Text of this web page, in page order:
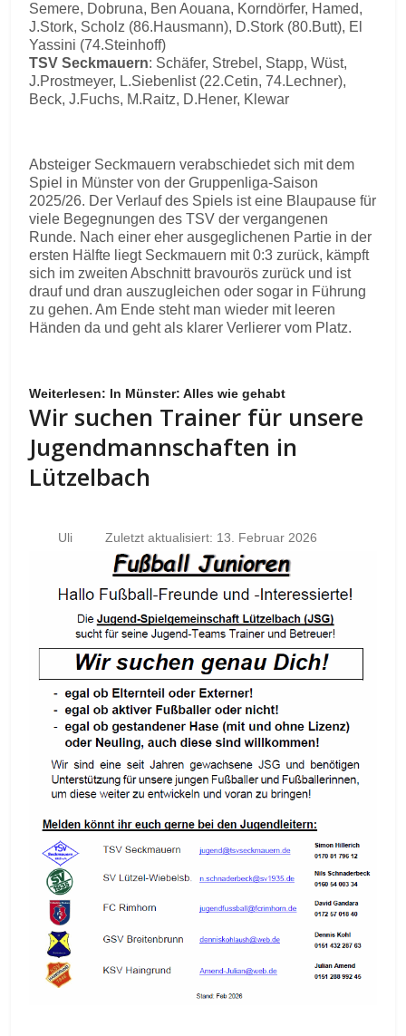
Semere, Dobruna, Ben Aouana, Korndörfer, Hamed,
J.Stork, Scholz (86.Hausmann), D.Stork (80.Butt), El
Yassini (74.Steinhoff)
TSV Seckmauern: Schäfer, Strebel, Stapp, Wüst,
J.Prostmeyer, L.Siebenlist (22.Cetin, 74.Lechner),
Beck, J.Fuchs, M.Raitz, D.Hener, Klewar
Absteiger Seckmauern verabschiedet sich mit dem
Spiel in Münster von der Gruppenliga-Saison
2025/26. Der Verlauf des Spiels ist eine Blaupause für
viele Begegnungen des TSV der vergangenen
Runde. Nach einer eher ausgeglichenen Partie in der
ersten Hälfte liegt Seckmauern mit 0:3 zurück, kämpft
sich im zweiten Abschnitt bravourös zurück und ist
drauf und dran auszugleichen oder sogar in Führung
zu gehen. Am Ende steht man wieder mit leeren
Händen da und geht als klarer Verlierer vom Platz.
Weiterlesen: In Münster: Alles wie gehabt
Wir suchen Trainer für unsere
Jugendmannschaften in
Lützelbach
Uli Zuletzt aktualisiert: 13. Februar 2026